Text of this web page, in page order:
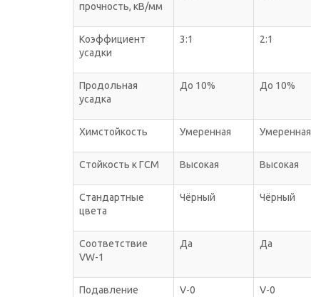
прочность, кВ/мм
Коэффициент
усадки
3:1 2:1
Продольная
усадка
До 10% До 10%
Химстойкость Умеренная Умеренная
Стойкость к ГСМ Высокая Высокая
Стандартные
цвета
Чёрный Чёрный
Соответствие
VW-1
Да Да
Подавление
V-0 V-0